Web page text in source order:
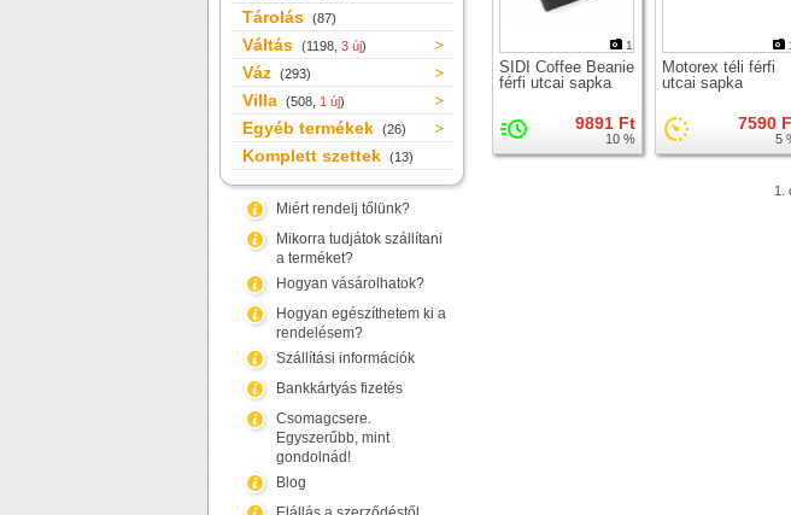
Tárolás (87)
Váltás (1198, 3 új)
Váz (293)
Villa (508, 1 új)
Egyéb termékek (26)
Komplett szettek (13)
Miért rendelj tőlünk?
Mikorra tudjátok szállítani
a terméket?
Hogyan vásárolhatok?
Hogyan egészíthetem ki a
rendelésem?
Szállítási információk
Bankkártyás fizetés
Csomagcsere.
Egyszerűbb, mint
gondolnád!
Blog
1
SIDI Coffee Beanie
férfi utcai sapka
9891 Ft
10 %
Motorex téli férfi
utcai sapka
7590
5
1.